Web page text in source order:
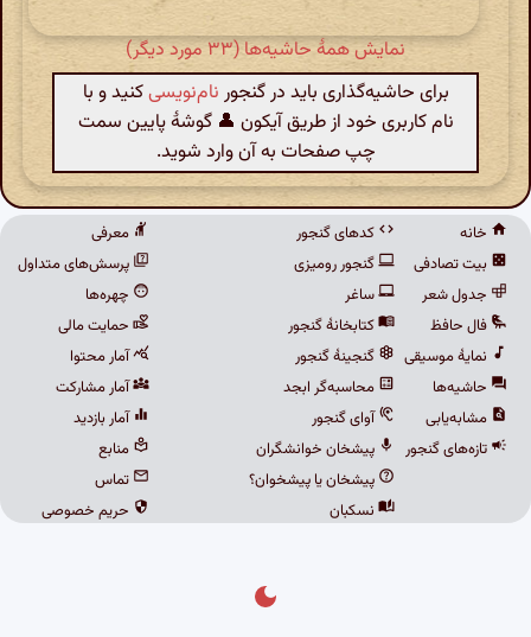
نمایش همهٔ حاشیه‌ها (۳۳ مورد دیگر)
برای حاشیه‌گذاری باید در گنجور نام‌نویسیکنید و با
نام کاربری خود از طریق آیکون 👤 گوشهٔ پایین سمت
چپ صفحات به آن وارد شوید.
خانه
بیت تصادفی
جدول شعر
فال حافظ
نمایهٔ موسیقی
حاشیه‌ها
مشابه‌یابی
تازه‌های گنجور
کدهای گنجور
گنجور رومیزی
ساغر
کتابخانهٔ گنجور
گنجینهٔ گنجور
محاسبه‌گر ابجد
آوای گنجور
پیشخان خوانشگران
پیشخان یا پیشخوان؟
نسکبان
معرفی
پرسش‌های متداول
چهره‌ها
حمایت مالی
آمار محتوا
آمار مشارکت
آمار بازدید
منابع
تماس
حریم خصوصی